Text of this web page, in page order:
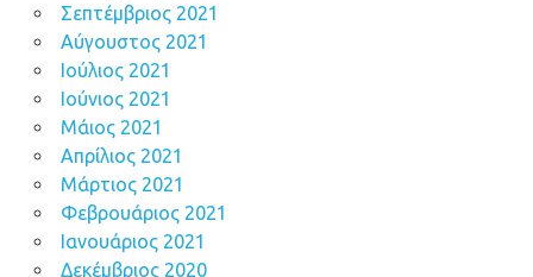
Σεπτέμβριος 2021
Αύγουστος 2021
Ιούλιος 2021
Ιούνιος 2021
Μάιος 2021
Απρίλιος 2021
Μάρτιος 2021
Φεβρουάριος 2021
Ιανουάριος 2021
Δεκέμβριος 2020